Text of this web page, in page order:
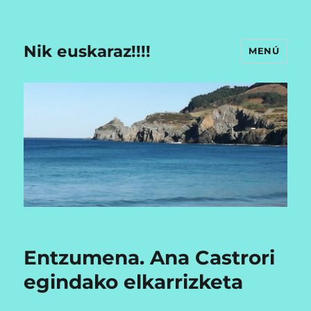
Nik euskaraz!!!! MENÚ
Entzumena. Ana Castrori
egindako elkarrizketa